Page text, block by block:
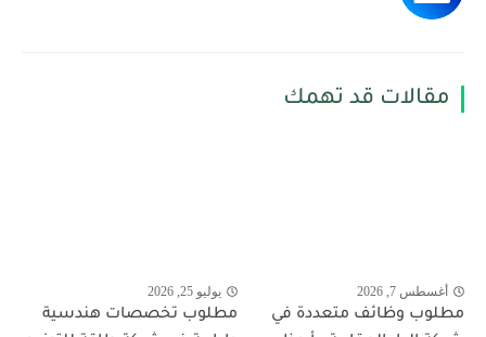
مقالات قد تهمك
أغسطس 7, 2026
مطلوب وظائف متعددة في
يوليو 25, 2026
مطلوب تخصصات هندسية